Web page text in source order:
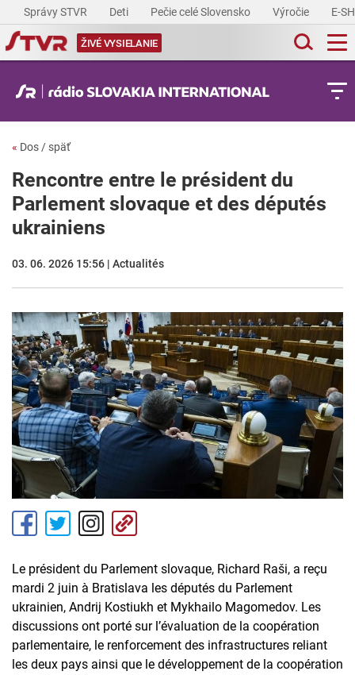
Správy STVR Deti Pečie celé Slovensko Výročie E-
ŽIVÉ VYSIELANIE
« Dos / späť
Rencontre entre le président du
Parlement slovaque et des députés
ukrainiens
03. 06. 2026 15:56 | Actualités
Le président du Parlement slovaque, Richard Raši, a reçu
mardi 2 juin à Bratislava les députés du Parlement
ukrainien, Andrij Kostiukh et Mykhailo Magomedov. Les
discussions ont porté sur l’évaluation de la coopération
parlementaire, le renforcement des infrastructures reliant
les deux pays ainsi que le développement de la coopération